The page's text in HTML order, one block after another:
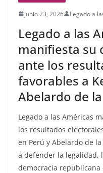
junio 23, 2026 Legado a
Legado a las
manifiesta su
ante los
favorables a
Abelardo de
Legado a las Américas
los resultados
en Perú y Abelardo de
a defender la legalidad,
democracia republicana